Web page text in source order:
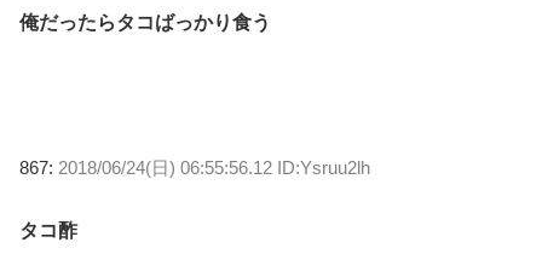
俺だったらタコばっかり食う
867: 2018/06/24(日) 06:55:56.12 ID:Ysruu2lh
タコ酢